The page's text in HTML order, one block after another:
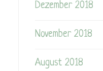
Dezember 2018
November 2018
August 2018